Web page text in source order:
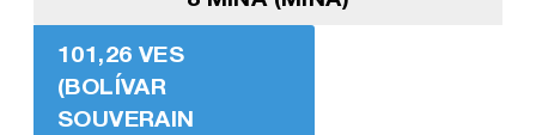
101,26 VES
(BOLÍVAR
SOUVERAIN